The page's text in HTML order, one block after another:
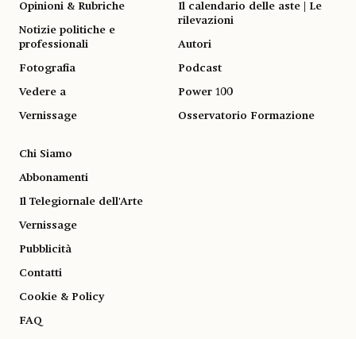
Opinioni & Rubriche
Notizie politiche e
professionali
Fotografia
Vedere a
Vernissage
Il calendario delle aste | Le
rilevazioni
Autori
Podcast
Power 100
Osservatorio Formazione
Chi Siamo
Abbonamenti
Il Telegiornale dell'Arte
Vernissage
Pubblicità
Contatti
Cookie & Policy
FAQ